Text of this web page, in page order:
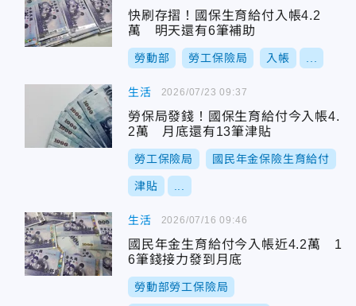
快刷存摺！國保生育給付入帳4.2
萬 明天還有6筆補助
勞動部 勞工保險局 入帳
生活
勞保局發錢！國保生育給付今入帳4.
2萬 月底還有13筆津貼
勞工保險局 國民年金保險生育給付
津貼
2026/07/23 09:37
生活
國民年金生育給付今入帳近4.2萬 1
6筆錢接力發到月底
勞動部勞工保險局
2026/07/16 09:46